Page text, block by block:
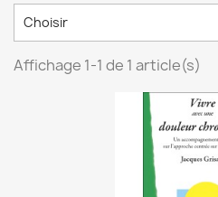
Choisir
Affichage 1-1 de 1 article(s)